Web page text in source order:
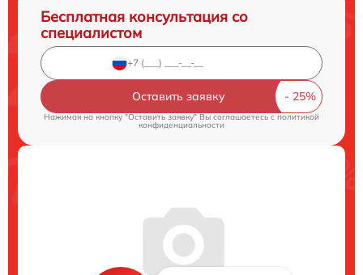
Бесплатная консультация со
специалистом
Оставить заявку
Нажимая на кнопку "Оставить заявку" Вы соглашаетесь cполитикой
конфиденциальности